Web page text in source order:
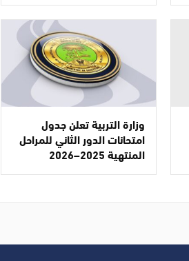
وزارة التربية تعلن جدول
امتحانات الدور الثاني للمراحل
المنتهية 2025–2026